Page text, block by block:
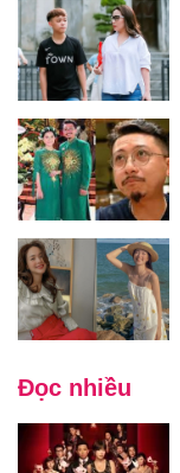
Đọc nhiều